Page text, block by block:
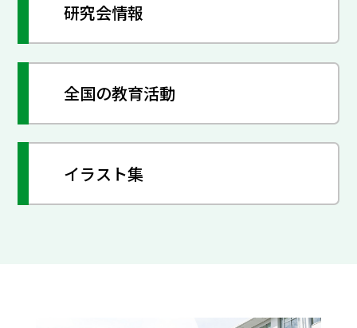
研究会情報
全国の教育活動
イラスト集